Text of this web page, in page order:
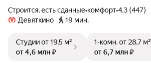
Строится, есть сданные•комфорт•4.3 (447)
Девяткино
19 мин.
Студииот 19,5 м²
от 4,6 млн ₽
1-комн.от 28,7 м²
от 6,7 млн ₽